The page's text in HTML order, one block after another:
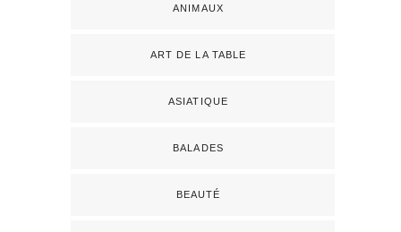
ANIMAUX
ART DE LA TABLE
ASIATIQUE
BALADES
BEAUTÉ